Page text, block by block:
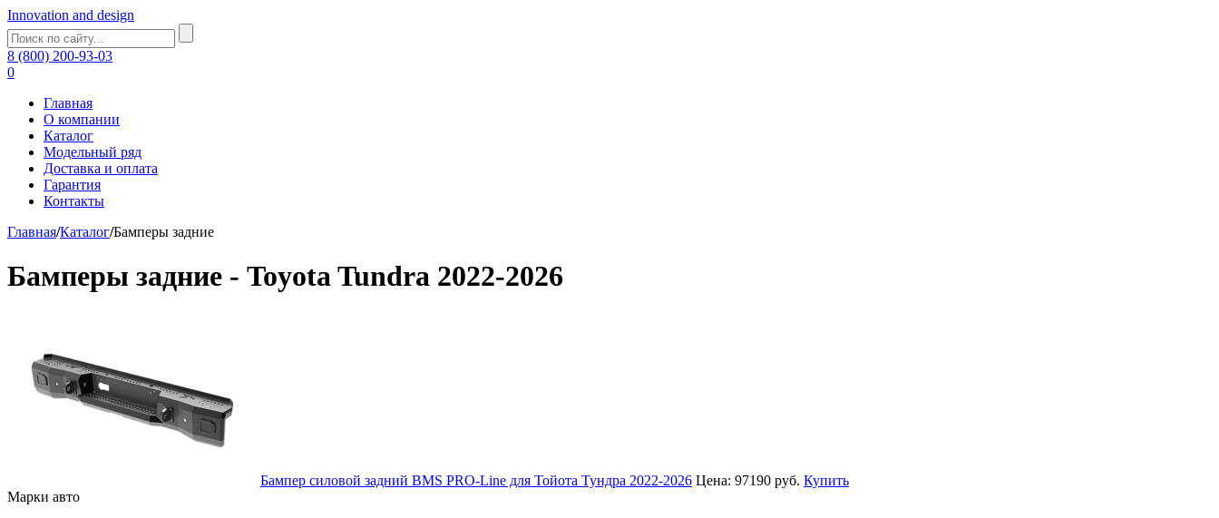
Innovation and design
8 (800) 200-93-03
0
Главная
О компании
Каталог
Модельный ряд
Доставка и оплата
Гарантия
Контакты
Главная/Каталог/Бамперы задние
Бамперы задние - Toyota Tundra 2022-2026
Бампер силовой задний BMS PRO-Line для Тойота Тундра 2022-2026 Цена: 97190 руб. Купить
Марки авто